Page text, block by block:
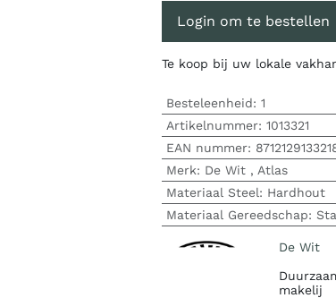
Login om te bestellen
Te koop bij uw lokale
Besteleenheid: 1
Artikelnummer: 1013321
EAN nummer:
Merk: De Wit, Atlas
Materiaal Steel: Hardhout
Materiaal Gereedschap:
De Wit
makelij